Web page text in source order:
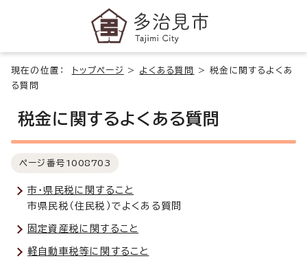
現在の位置： トップページ > よくある質問 >税金に関するよくあ
る質問
税金に関するよくある質問
ページ番号 1008703
市・県民税に関すること
市県民税（住民税）でよくある質問
固定資産税に関すること
軽自動車税等に関すること